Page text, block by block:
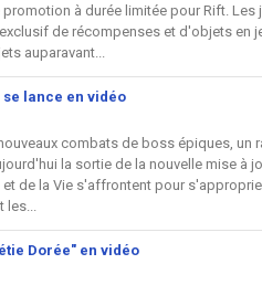
à durée limitée pour Rift.
de récompenses et d'objets en
auparavant...
se lance en vidéo
combats de boss épiques, un
la sortie de la nouvelle mise à
et de la Vie s'affrontent pour
Dorée" en vidéo